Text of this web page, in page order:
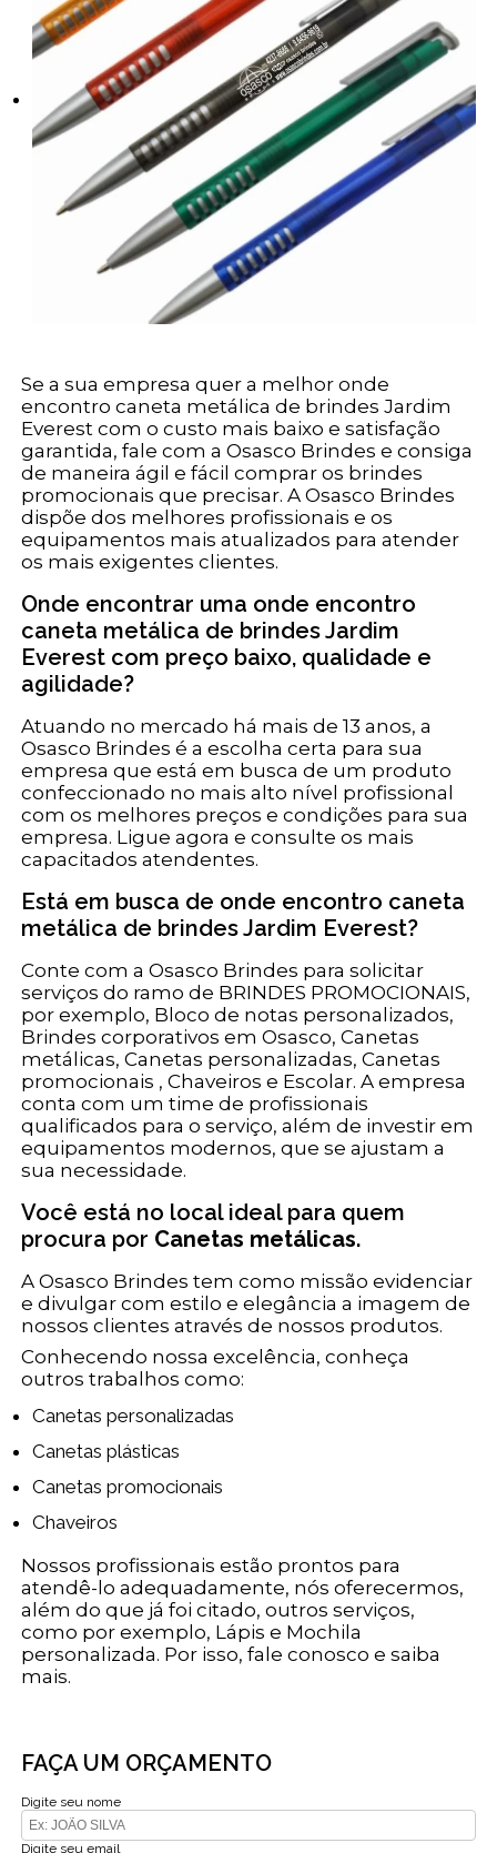
Se a sua empresa quer a melhor onde
encontro caneta metálica de brindes Jardim
Everest com o custo mais baixo e satisfação
garantida, fale com a Osasco Brindes e consiga
de maneira ágil e fácil comprar os brindes
promocionais que precisar. A Osasco Brindes
dispõe dos melhores profissionais e os
equipamentos mais atualizados para atender
os mais exigentes clientes.
Onde encontrar uma onde encontro
caneta metálica de brindes Jardim
Everest com preço baixo, qualidade e
agilidade?
Atuando no mercado há mais de 13 anos, a
Osasco Brindes é a escolha certa para sua
empresa que está em busca de um produto
confeccionado no mais alto nível profissional
com os melhores preços e condições para sua
empresa. Ligue agora e consulte os mais
capacitados atendentes.
Está em busca de onde encontro caneta
metálica de brindes Jardim Everest?
Conte com a Osasco Brindes para solicitar
serviços do ramo de BRINDES PROMOCIONAIS,
por exemplo, Bloco de notas personalizados,
Brindes corporativos em Osasco, Canetas
metálicas, Canetas personalizadas, Canetas
promocionais , Chaveiros e Escolar. A empresa
conta com um time de profissionais
qualificados para o serviço, além de investir em
equipamentos modernos, que se ajustam a
sua necessidade.
Você está no local ideal para quem
procura por Canetas metálicas.
A Osasco Brindes tem como missão evidenciar
e divulgar com estilo e elegância a imagem de
nossos clientes através de nossos produtos.
Conhecendo nossa excelência, conheça
outros trabalhos como:
Canetas personalizadas
Canetas plásticas
Canetas promocionais
Chaveiros
Nossos profissionais estão prontos para
atendê-lo adequadamente, nós oferecermos,
além do que já foi citado, outros serviços,
como por exemplo, Lápis e Mochila
personalizada. Por isso, fale conosco e saiba
mais.
FAÇA UM ORÇAMENTO
Digite seu nome
Digite seu email